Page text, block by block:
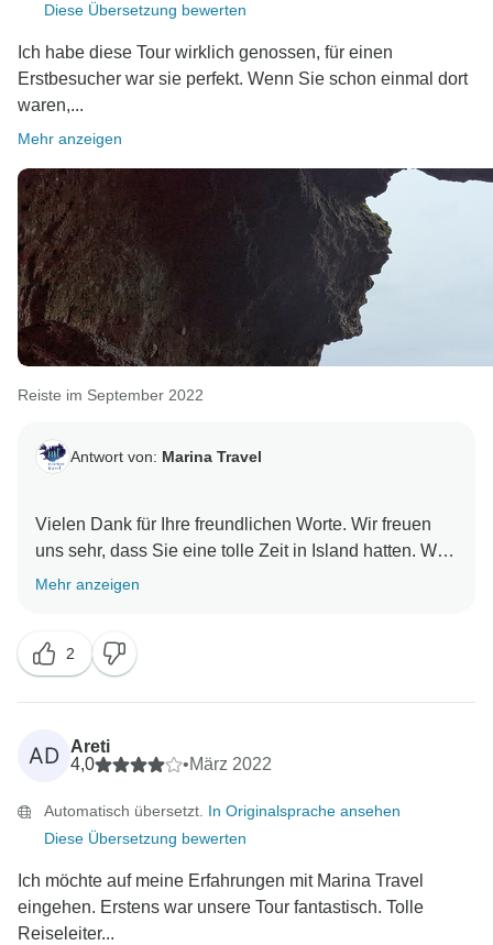
Diese Übersetzung bewerten
Ich habe diese Tour wirklich genossen, für einen
Erstbesucher war sie perfekt. Wenn Sie schon einmal dort
waren,...
Mehr anzeigen
Reiste im September 2022
Antwort von: Marina Travel
Vielen Dank für Ihre freundlichen Worte. Wir freuen
uns sehr, dass Sie eine tolle Zeit in Island hatten. Wir
Mehr anzeigen
2
AD
Areti
4,0
•März 2022
Automatisch übersetzt. In Originalsprache ansehen
Diese Übersetzung bewerten
Ich möchte auf meine Erfahrungen mit Marina Travel
eingehen. Erstens war unsere Tour fantastisch. Tolle
Reiseleiter...